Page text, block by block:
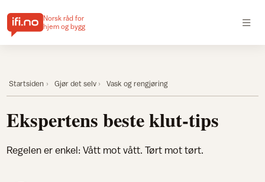
Norsk råd for
hjem og bygg
Startsiden Gjør det selv Vask og rengjøring
Ekspertens beste klut-tips
Regelen er enkel: Vått mot vått. Tørt mot tørt.